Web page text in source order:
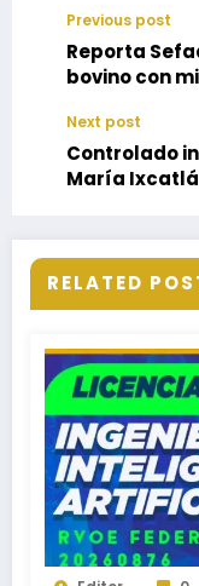
Previous post
Reporta
bovino con
Next post
Controlado
María
RELATED